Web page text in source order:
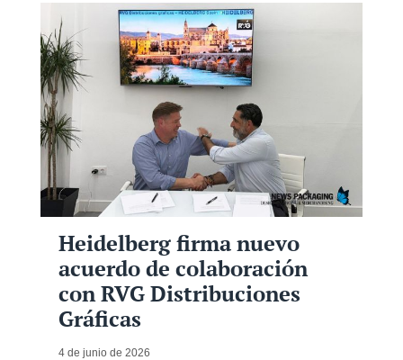
Heidelberg firma nuevo
acuerdo de colaboración
con RVG Distribuciones
Gráficas
4 de junio de 2026